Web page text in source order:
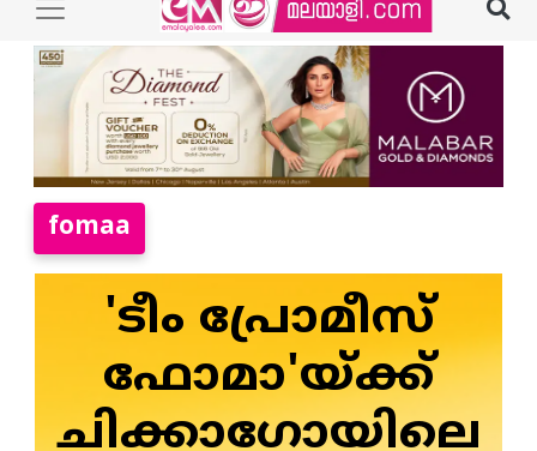
fomaa
'ടീം പ്രോമീസ്
ഫോമാ'യ്ക്ക്
ചിക്കാഗോയിലെ